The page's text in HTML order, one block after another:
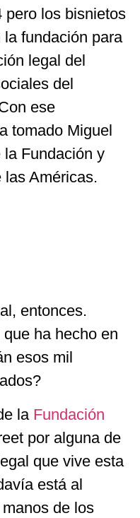
pero los bisnietos
fundación para
legal del
del
ese
tomado Miguel
la Fundación y
las Américas.
entonces.
ha hecho en
esos mil
la Fundación
por alguna de
que vive esta
está al
de los